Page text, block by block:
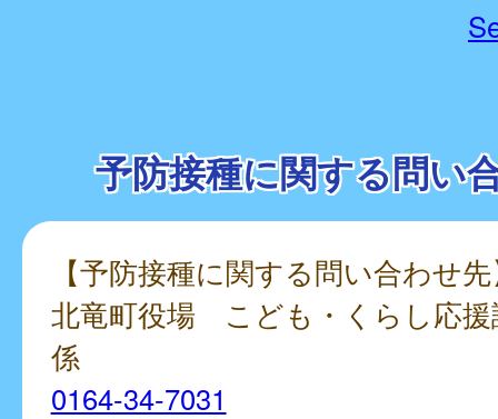
予防接種に関する問い
【予防接種に関する問い合わせ
北竜町役場 こども・くらし応援
係
0164-34-7031